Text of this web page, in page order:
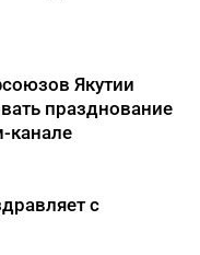
Якутии
празднование
канале
с